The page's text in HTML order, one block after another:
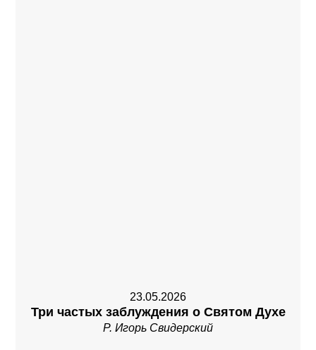
23.05.2026
Три частых заблуждения о Святом Духе
Р. Игорь Свидерский